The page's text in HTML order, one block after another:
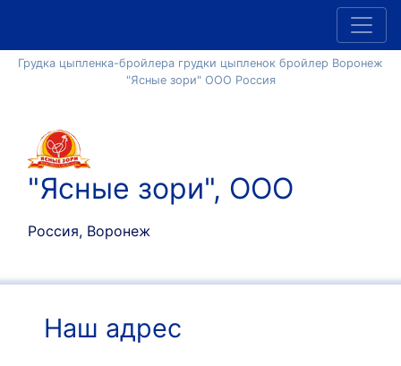
Грудка цыпленка-бройлера грудки цыпленок бройлер Воронеж
"Ясные зори" ООО Россия
"Ясные зори", ООО
Россия, Воронеж
Наш адрес